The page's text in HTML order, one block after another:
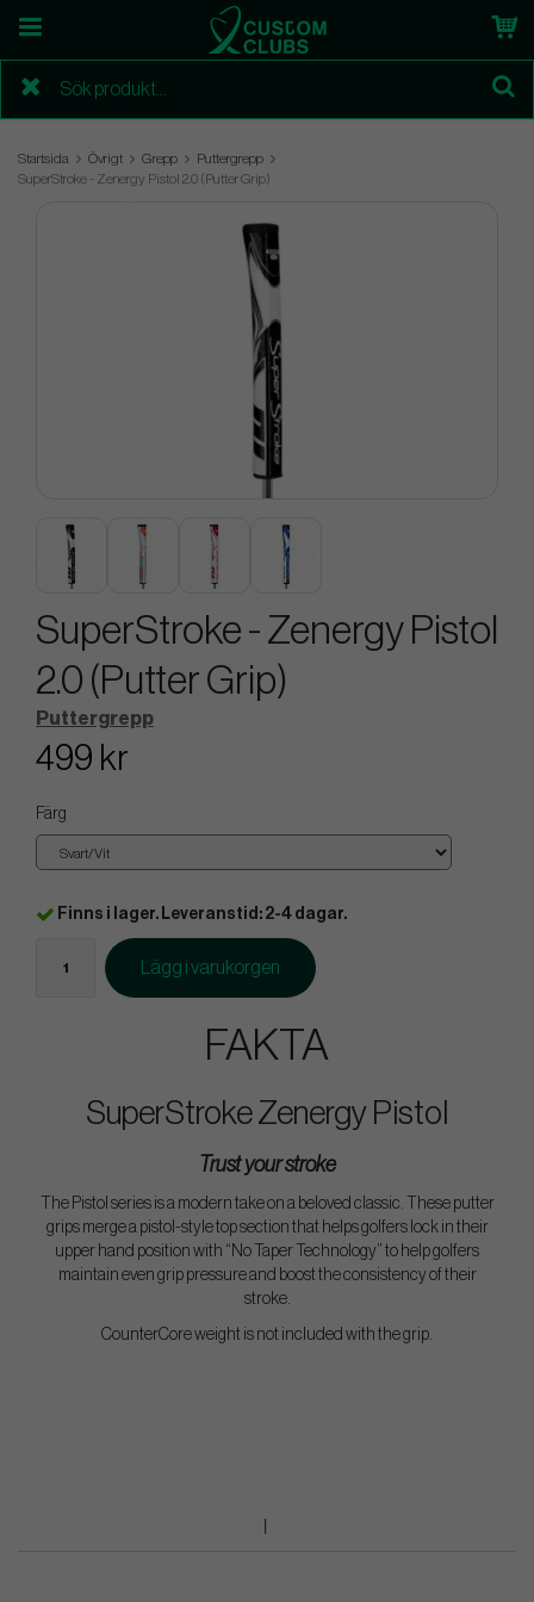
Startsida Övrigt Grepp
Puttergrepp
SuperStroke - Zenergy Pistol 2.0 (Putter Grip)
SuperStroke - Zenergy Pistol
2.0 (Putter Grip)
Puttergrepp
499 kr
Färg
Finns i lager. Leveranstid: 2-4 dagar.
Lägg i varukorgen
FAKTA
SuperStroke Zenergy Pistol
Trust your stroke
The Pistol series is a modern take on a beloved classic. These putter
grips merge a pistol-style top section that helps golfers lock in their
upper hand position with “No Taper Technology” to help golfers
maintain even grip pressure and boost the consistency of their
stroke.
CounterCore weight is not included with the grip.